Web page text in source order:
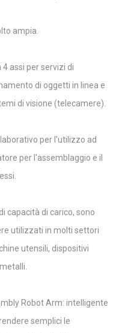
ampia.
assi per servizi di
di oggetti in linea e
di visione (telecamere).
per l'utilizzo ad
per l'assemblaggio e il
capacità di carico, sono
utilizzati in molti settori
utensili, dispositivi
Robot Arm: intelligente
semplici le